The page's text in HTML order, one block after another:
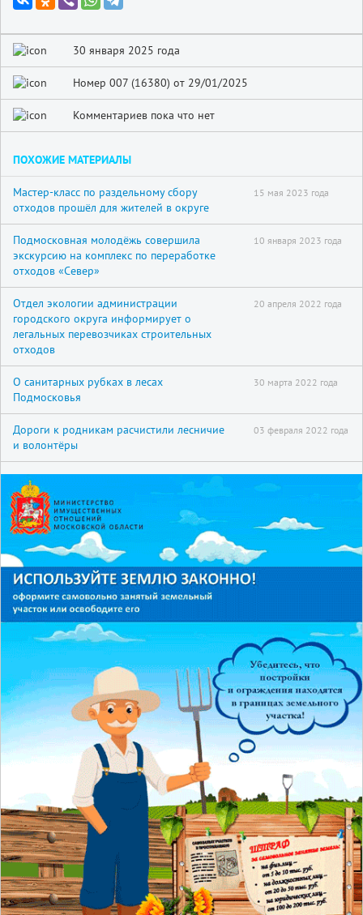
30 января 2025 года
Номер 007 (16380) от 29/01/2025
Комментариев пока что нет
ПОХОЖИЕ МАТЕРИАЛЫ
Мастер-класс по раздельному сбору
отходов прошёл для жителей в округе
15 мая 2023 года
Подмосковная молодёжь совершила
экскурсию на комплекс по переработке
отходов «Север»
10 января 2023 года
Отдел экологии администрации
городского округа информирует о
легальных перевозчиках строительных
отходов
20 апреля 2022 года
О санитарных рубках в лесах
Подмосковья
30 марта 2022 года
Дороги к родникам расчистили лесничие
и волонтёры
03 февраля 2022 года